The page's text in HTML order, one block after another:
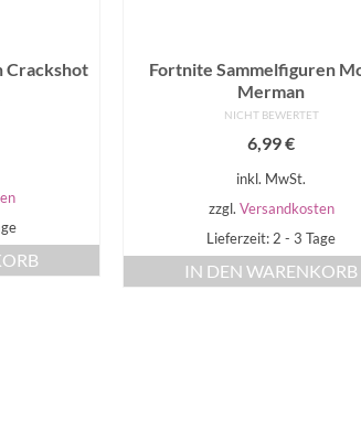
Crackshot
Fortnite Sammelfiguren
Merman
NICHT BEWERTET
6,99€
inkl. MwSt.
zzgl. Versandkosten
Lieferzeit: 2 - 3 Tage
IN DEN WARENKORB